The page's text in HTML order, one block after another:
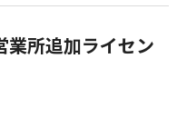
業所追加ライセン